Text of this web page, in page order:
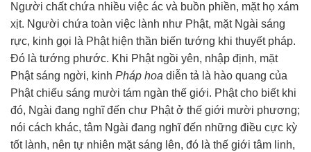
Người chất chứa nhiều việc ác và buồn phiền, mặt họ xám
xịt. Người chứa toàn việc lành như Phật, mặt Ngài sáng
rực, kinh gọi là Phật hiện thần biến tướng khi thuyết pháp.
Đó là tướng phước. Khi Phật ngồi yên, nhập định, mặt
Phật sáng ngời, kinh Pháp hoa diễn tả là hào quang của
Phật chiếu sáng mười tám ngàn thế giới. Phật cho biết khi
đó, Ngài đang nghĩ đến chư Phật ở thế giới mười phương;
nói cách khác, tâm Ngài đang nghĩ đến những điều cực kỳ
tốt lành, nên tự nhiên mặt sáng lên, đó là thế giới tâm linh,